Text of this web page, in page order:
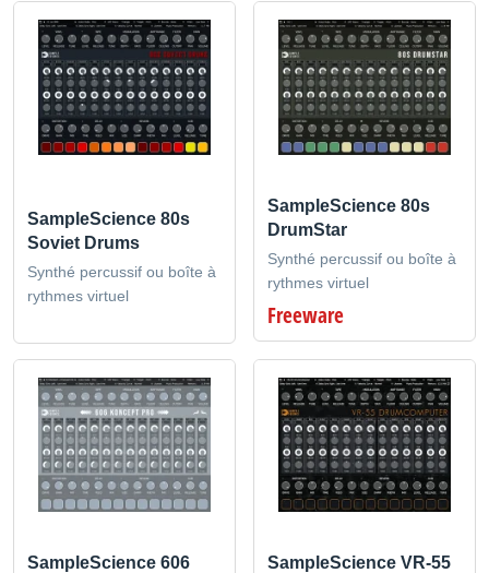
SampleScience 80s
Soviet Drums
Synthé percussif ou boîte à
rythmes virtuel
SampleScience 80s
DrumStar
Synthé percussif ou boîte à
rythmes virtuel
Freeware
SampleScience 606
SampleScience VR-55